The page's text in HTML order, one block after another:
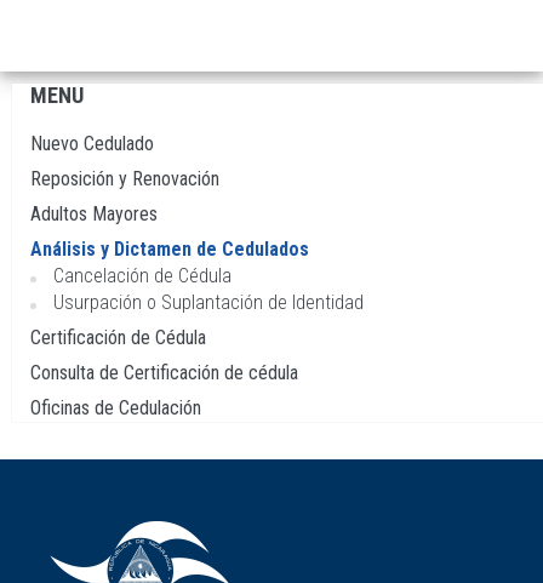
Navegación
principal
MENU
Nuevo Cedulado
Reposición y Renovación
Adultos Mayores
Análisis y Dictamen de Cedulados
Cancelación de Cédula
Usurpación o Suplantación de Identidad
Certificación de Cédula
Consulta de Certificación de cédula
Oficinas de Cedulación